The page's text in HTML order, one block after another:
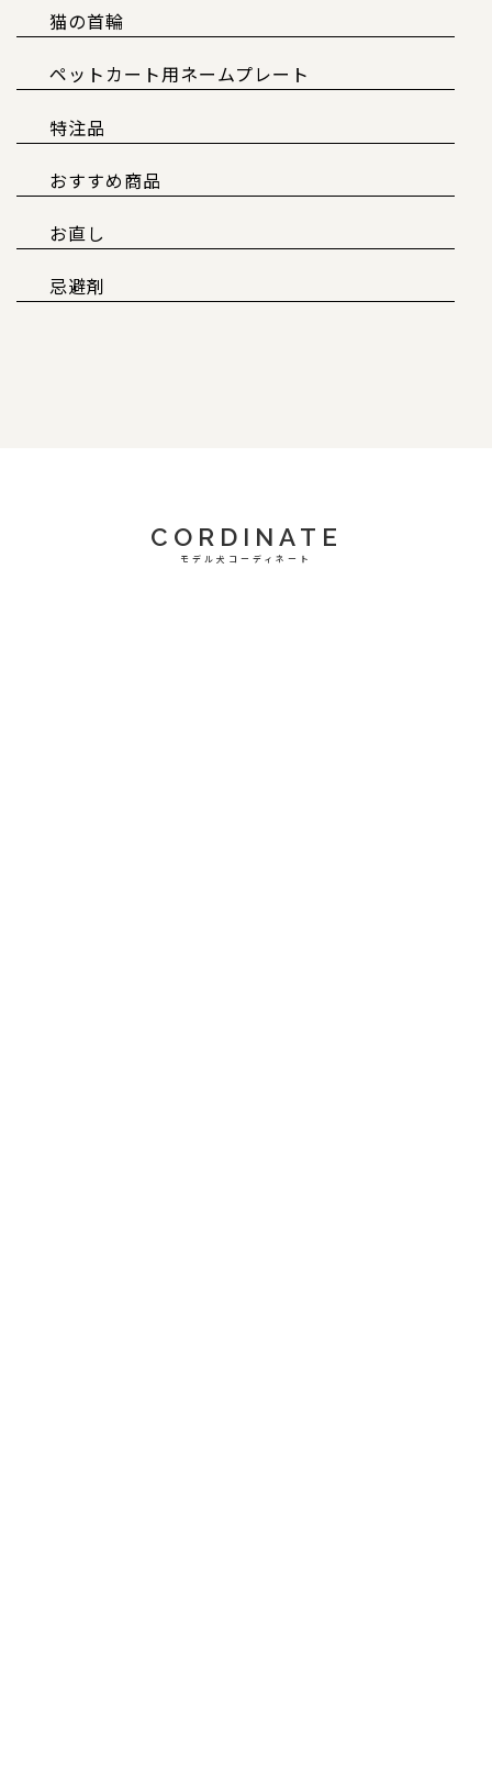
猫の首輪
ペットカート用ネームプレート
特注品
おすすめ商品
お直し
忌避剤
CORDINATE
モデル犬コーディネート